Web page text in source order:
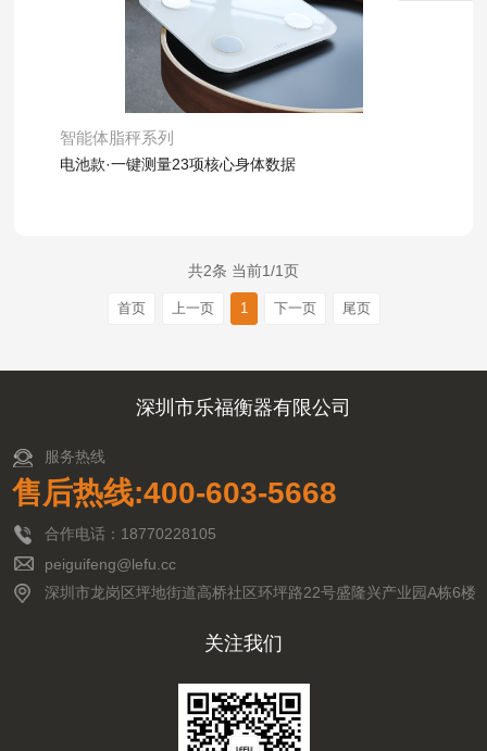
智能体脂秤系列
电池款·一键测量23项核心身体数据
了解详情
共2条 当前1/1页
首页 上一页 1 下一页 尾页
深圳市乐福衡器有限公司
服务热线
售后热线:400-603-5668
合作电话：18770228105
peiguifeng@lefu.cc
深圳市龙岗区坪地街道高桥社区环坪路22号盛隆兴产业园A栋6楼
关注我们